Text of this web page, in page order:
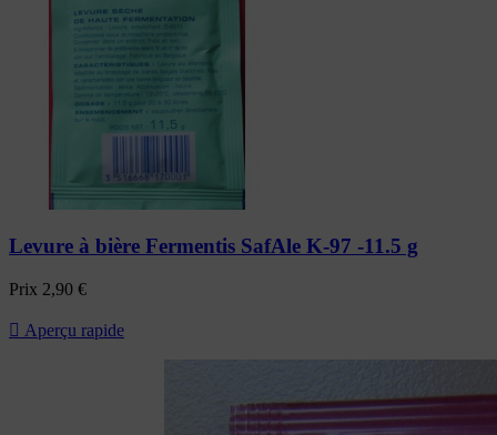
Levure à bière Fermentis SafAle K-97 -11.5 g
Prix 2,90 €
 Aperçu rapide